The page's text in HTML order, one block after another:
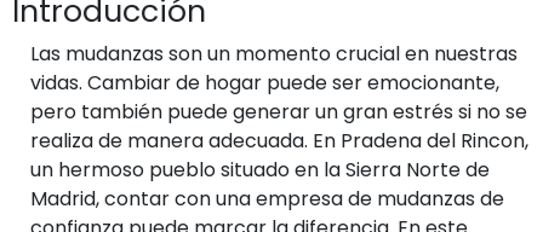
Introducción
Las mudanzas son un momento crucial en nuestras
vidas. Cambiar de hogar puede ser emocionante,
pero también puede generar un gran estrés si no se
realiza de manera adecuada. En Pradena del Rincon,
un hermoso pueblo situado en la Sierra Norte de
Madrid, contar con una empresa de mudanzas de